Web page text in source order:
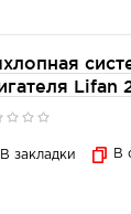
Lifan
В закладки В